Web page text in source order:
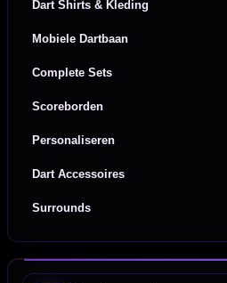
Dart Shirts & Kleding
Mobiele Dartbaan
Complete Sets
Scoreborden
Personaliseren
Dart Accessoires
Surrounds